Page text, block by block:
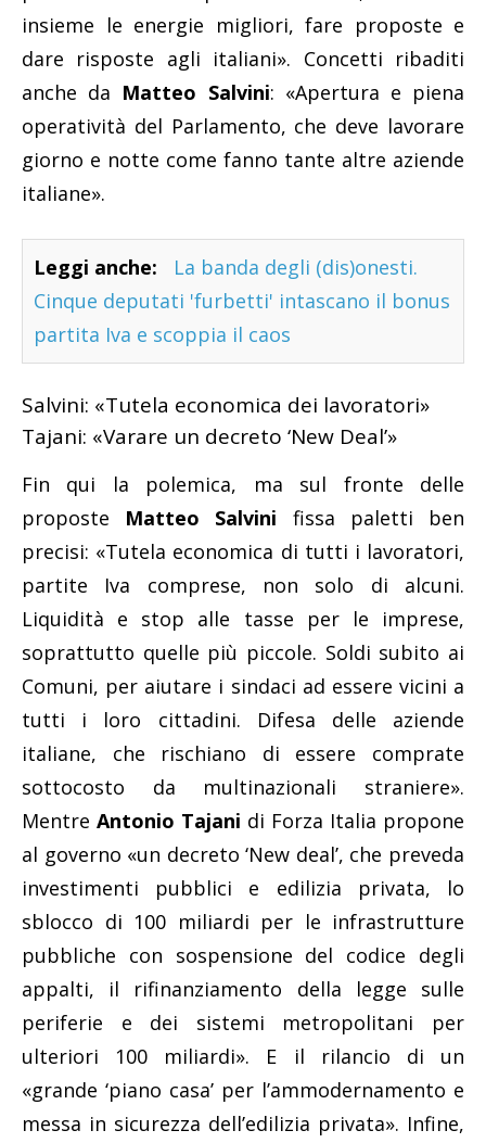
insieme le energie migliori, fare proposte e
dare risposte agli italiani». Concetti ribaditi
anche da Matteo Salvini: «Apertura e piena
operatività del Parlamento, che deve lavorare
giorno e notte come fanno tante altre aziende
italiane».
Leggi anche:
La banda degli (dis)onesti.
Cinque deputati 'furbetti' intascano il bonus
partita Iva e scoppia il caos
Salvini: «Tutela economica dei lavoratori»
Tajani: «Varare un decreto ‘New Deal’»
Fin qui la polemica, ma sul fronte delle
proposte Matteo Salvini fissa paletti ben
precisi: «Tutela economica di tutti i lavoratori,
partite Iva comprese, non solo di alcuni.
Liquidità e stop alle tasse per le imprese,
soprattutto quelle più piccole. Soldi subito ai
Comuni, per aiutare i sindaci ad essere vicini a
tutti i loro cittadini. Difesa delle aziende
italiane, che rischiano di essere comprate
sottocosto da multinazionali straniere».
Mentre Antonio Tajani di Forza Italia propone
al governo «un decreto ‘New deal’, che preveda
investimenti pubblici e edilizia privata, lo
sblocco di 100 miliardi per le infrastrutture
pubbliche con sospensione del codice degli
appalti, il rifinanziamento della legge sulle
periferie e dei sistemi metropolitani per
ulteriori 100 miliardi». E il rilancio di un
«grande ‘piano casa’ per l’ammodernamento e
messa in sicurezza dell’edilizia privata». Infine,